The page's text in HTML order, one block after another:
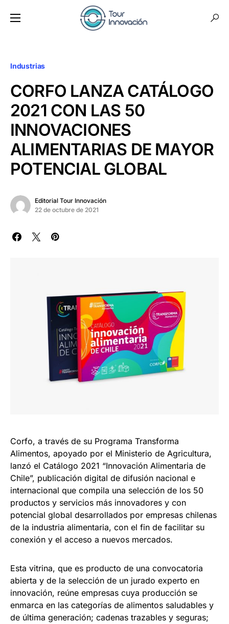
Industrias
CORFO LANZA CATÁLOGO
2021 CON LAS 50
INNOVACIONES
ALIMENTARIAS DE MAYOR
POTENCIAL GLOBAL
Editorial Tour Innovación
22 de octubre de 2021
Corfo, a través de su Programa Transforma
Alimentos, apoyado por el Ministerio de Agricultura,
lanzó el Catálogo 2021 “Innovación Alimentaria de
Chile”, publicación digital de difusión nacional e
internacional que compila una selección de los 50
productos y servicios más innovadores y con
potencial global desarrollados por empresas chilenas
de la industria alimentaria, con el fin de facilitar su
conexión y el acceso a nuevos mercados.
Esta vitrina, que es producto de una convocatoria
abierta y de la selección de un jurado experto en
innovación, reúne empresas cuya producción se
enmarca en las categorías de alimentos saludables y
de última generación; cadenas trazables y seguras;